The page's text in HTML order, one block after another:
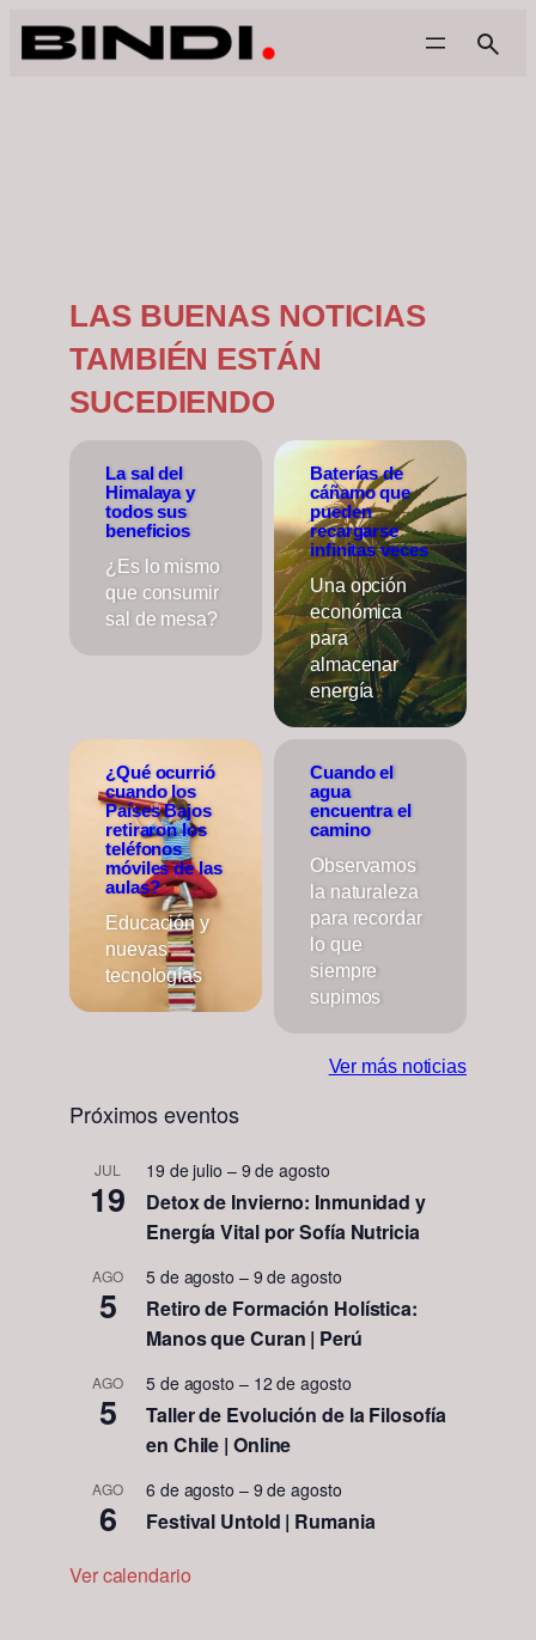
LAS BUENAS NOTICIAS
TAMBIÉN ESTÁN
SUCEDIENDO
La sal del
Himalaya y
todos sus
beneficios
¿Es lo mismo
que consumir
sal de mesa?
Baterías de
cáñamo que
pueden
recargarse
infinitas veces
Una opción
económica
para
almacenar
energía
¿Qué ocurrió
cuando los
Países Bajos
retiraron los
teléfonos
móviles de las
aulas?
Educación y
nuevas
tecnologías
Cuando el
agua
encuentra el
camino
Observamos
la naturaleza
para recordar
lo que
siempre
supimos
Ver más noticias
Próximos eventos
JUL
19
19 de julio – 9 de agosto
Detox de Invierno: Inmunidad y
Energía Vital por Sofía Nutricia
AGO
5
5 de agosto – 9 de agosto
Retiro de Formación Holística:
Manos que Curan | Perú
AGO
5
5 de agosto – 12 de agosto
Taller de Evolución de la Filosofía
en Chile | Online
AGO
6
6 de agosto – 9 de agosto
Festival Untold | Rumania
Ver calendario